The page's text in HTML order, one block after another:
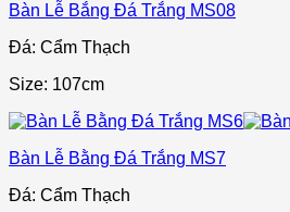
Bàn Lễ Bắng Đá Trắng MS08
Đá: Cẩm Thạch
Size: 107cm
Bàn Lễ Bằng Đá Trắng MS7
Đá: Cẩm Thạch